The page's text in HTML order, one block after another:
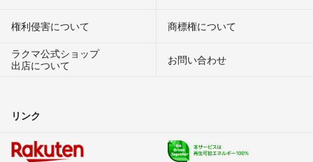
権利侵害について
商標権について
ラクマ公式ショップ
出店について
お問い合わせ
リンク